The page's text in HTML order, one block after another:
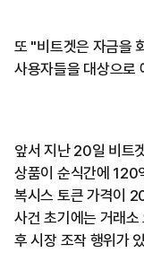
또 "비트겟은 자금을
사용자들을 대상으로
앞서 지난 20일 비트
상품이 순식간에 120
복시스 토큰 가격이
사건 초기에는 거래
후 시장 조작 행위가